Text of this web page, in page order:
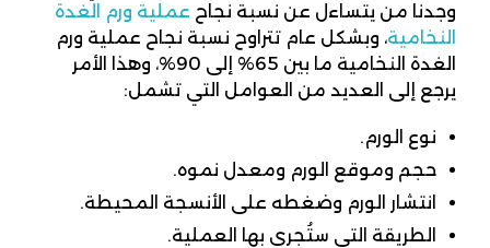
وجدنا من يتساءل عن نسبة نجاح عملية ورم الغدة
النخامية، وبشكل عام تتراوح نسبة نجاح عملية ورم
الغدة النخامية ما بين 65% إلى 90%، وهذا الأمر
يرجع إلى العديد من العوامل التي تشمل:
نوع الورم.
حجم وموقع الورم ومعدل نموه.
انتشار الورم وضغطه على الأنسجة المحيطة.
الطريقة التي ستُجرى بها العملية.